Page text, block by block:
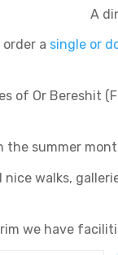
A
order a single or
of Or Bereshit
the summer
nice walks,
we have